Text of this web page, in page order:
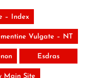
– Index
Vulgate – NT
Esdras
Main Site